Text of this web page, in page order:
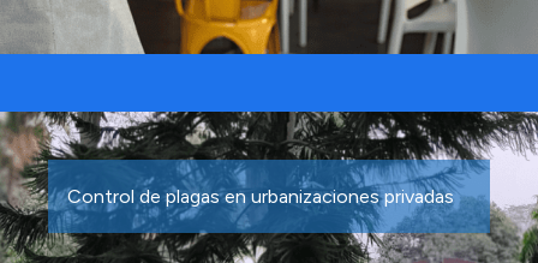
Control de plagas en urbanizaciones privadas